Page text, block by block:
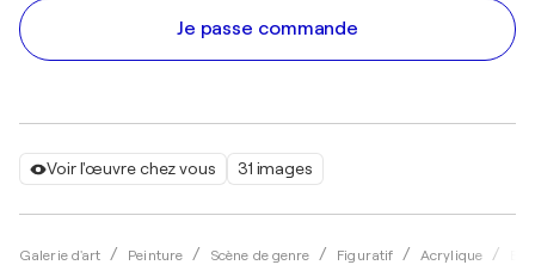
Voir l'œuvre chez vous 31 images
Galerie d'art Peinture Scène de genre Figuratif Acrylique
Je passe commande